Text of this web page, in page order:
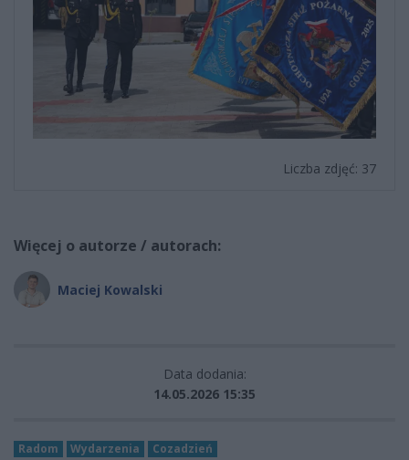
Liczba zdjęć: 37
Więcej o autorze / autorach:
Maciej Kowalski
Data dodania:
14.05.2026 15:35
Radom Wydarzenia Cozadzień